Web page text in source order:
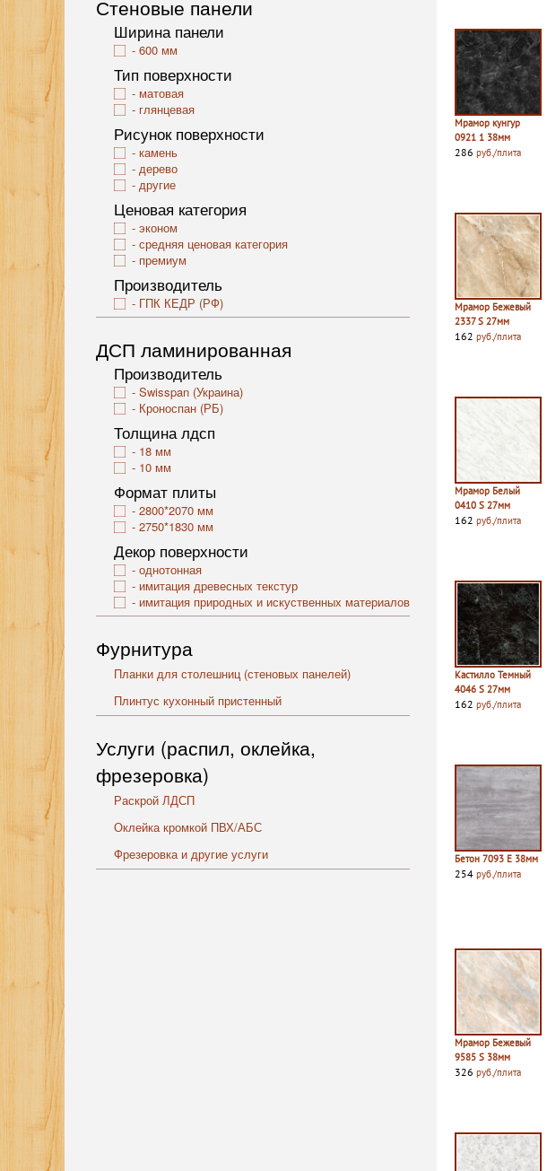
Стеновые панели
Ширина панели
600 мм
Тип поверхности
матовая
глянцевая
Рисунок поверхности
камень
дерево
другие
Ценовая категория
эконом
средняя ценовая категория
премиум
Производитель
ГПК КЕДР (РФ)
ДСП ламинированная
Производитель
Swisspan (Украина)
Кроноспан (РБ)
Толщина лдсп
18 мм
10 мм
Формат плиты
2800*2070 мм
2750*1830 мм
Декор поверхности
однотонная
имитация древесных текстур
имитация природных и искуственных материалов
Фурнитура
Планки для столешниц (стеновых панелей)
Плинтус кухонный пристенный
Услуги (распил, оклейка,
фрезеровка)
Раскрой ЛДСП
Оклейка кромкой ПВХ/АБС
Фрезеровка и другие услуги
Мрамор кунгур
0921 1 38мм
286 руб./плита
Мрамор Бежевый
2337 S 27мм
162 руб./плита
Мрамор Белый
0410 S 27мм
162 руб./плита
Кастилло Темный
4046 S 27мм
162 руб./плита
Бетон 7093 E 38мм
254 руб./плита
Мрамор Бежевый
9585 S 38мм
326 руб./плита